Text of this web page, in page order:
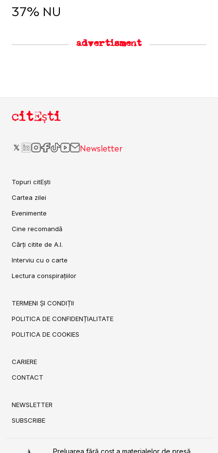
37% NU
advertisment
citEști
Newsletter
Topuri citEști
Cartea zilei
Evenimente
Cine recomandă
Cărți citite de A.I.
Interviu cu o carte
Lectura conspirațiilor
TERMENI ȘI CONDIȚII
POLITICA DE CONFIDENȚIALITATE
POLITICA DE COOKIES
CARIERE
CONTACT
NEWSLETTER
SUBSCRIBE
Preluarea fără cost a materialelor de presă